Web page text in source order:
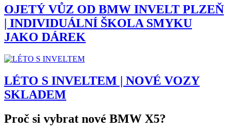
OJETÝ VŮZ OD BMW INVELT PLZEŇ
| INDIVIDUÁLNÍ ŠKOLA SMYKU
JAKO DÁREK
LÉTO S INVELTEM | NOVÉ VOZY
SKLADEM
Proč si vybrat nové BMW X5?